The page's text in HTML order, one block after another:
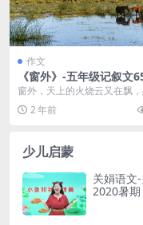
作文
《窗外》-五年级记叙文
窗外，天上的火烧云又在飘，
余晖斜照在几朵云上，似乎映
什么，似鲸，似鲲，似...
2 年前
少儿启蒙
关娟语文
2020暑期